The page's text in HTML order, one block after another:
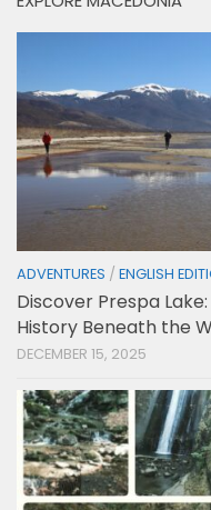
ADVENTURES / ENGLISH
Discover Prespa
History Beneath the
DECEMBER 15, 2025